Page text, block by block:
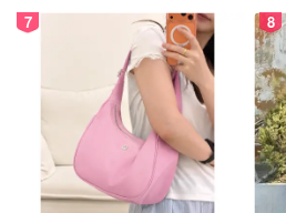
Estee Lauder 雅诗兰黛的双色眉
做参考。不过
Anastasia Beverly
的眉粉选择，另外也可用
单色眼影当替代。
Anastasia Beverly Hills双色眉
7 8